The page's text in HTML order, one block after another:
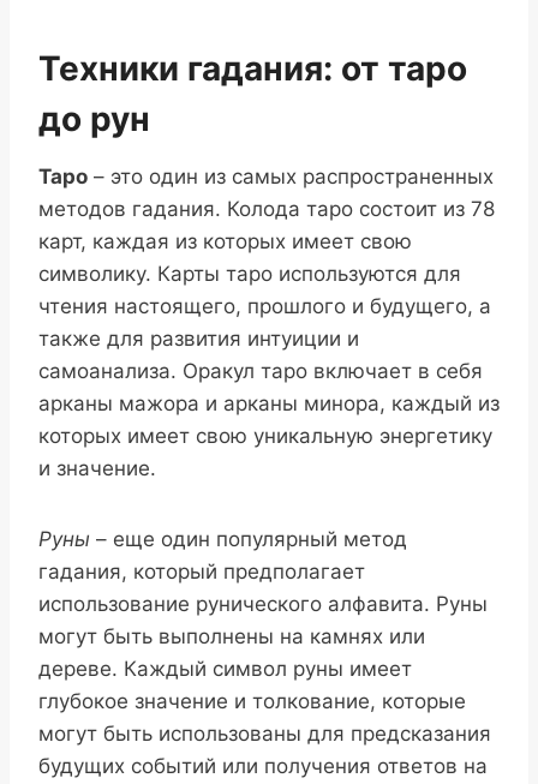
Техники гадания: от таро
до рун
Таро – это один из самых распространенных
методов гадания. Колода таро состоит из 78
карт, каждая из которых имеет свою
символику. Карты таро используются для
чтения настоящего, прошлого и будущего, а
также для развития интуиции и
самоанализа. Оракул таро включает в себя
арканы мажора и арканы минора, каждый из
которых имеет свою уникальную энергетику
и значение.
Руны – еще один популярный метод
гадания, который предполагает
использование рунического алфавита. Руны
могут быть выполнены на камнях или
дереве. Каждый символ руны имеет
глубокое значение и толкование, которые
могут быть использованы для предсказания
будущих событий или получения ответов на